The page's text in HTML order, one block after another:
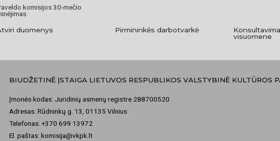
komisijos 30-mečio
duomenys Pirmininkės darbotvarkė
visuomene
BIUDŽETINĖ ĮSTAIGA LIETUVOS RESPUBLIKOS VALSTYBINĖ KULTŪROS
Įmonės kodas: Juridinių asmenų registre 288700520
Adresas: Rūdninkų g. 13, 01135 Vilnius
Telefonas: +370 699 13972
El. paštas: komisija@vkpk.lt